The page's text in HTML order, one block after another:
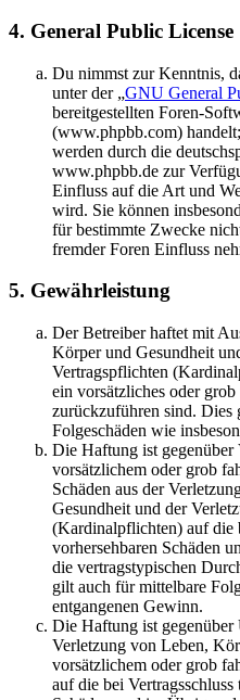
4. General Public License
Du nimmst zur Kenntnis,
unter der „GNU General
bereitgestellten Foren-
(www.phpbb.com)
werden durch die
www.phpbb.de zur
Einfluss auf die Art und
wird. Sie können
für bestimmte Zwecke
fremder Foren Einfluss
5. Gewährleistung
Der Betreiber haftet mit
Körper und Gesundheit
Vertragspflichten
ein vorsätzliches oder grob
zurückzuführen sind. Dies
Folgeschäden wie
Die Haftung ist gegenüber
vorsätzlichem oder grob
Schäden aus der
Gesundheit und der
(Kardinalpflichten) auf die
vorhersehbaren Schäden
die vertragstypischen
gilt auch für mittelbare
entgangenen Gewinn.
Die Haftung ist gegenüber
Verletzung von Leben,
vorsätzlichem oder grob
auf die bei